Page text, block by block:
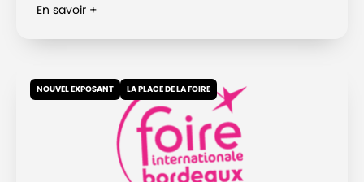
En savoir +
NOUVEL EXPOSANT LA PLACE DE LA FOIRE